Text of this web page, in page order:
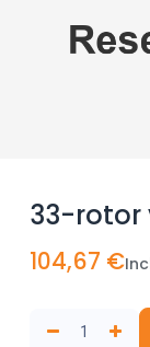
33-rotor
104,67 €